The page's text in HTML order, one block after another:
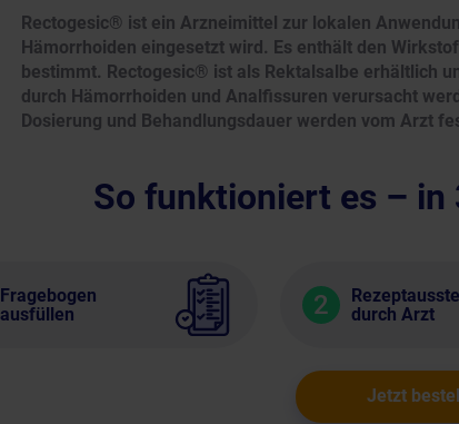
Rectogesic® ist ein Arzneimittel zur lokalen
Hämorrhoiden eingesetzt wird. Es enthält den
bestimmt. Rectogesic® ist als Rektalsalbe erhältlich
durch Hämorrhoiden und Analfissuren verursacht
Dosierung und Behandlungsdauer werden vom Arzt
So funktioniert es –
Fragebogen
ausfüllen
2
durch Arzt
Jetzt